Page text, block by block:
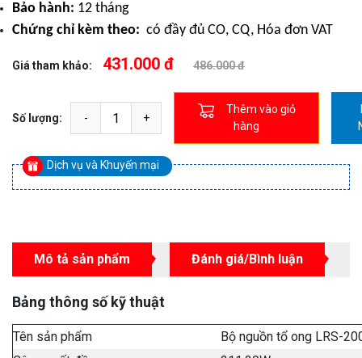
Bảo hành: 12 tháng
Chứng chỉ kèm theo: có đầy đủ CO, CQ, Hóa đơn VAT
Giá tham khảo: 431.000 đ 486.000 đ
Số lượng:
Thêm vào giỏ
hàng
Dịch vụ và Khuyến mại
Mô tả sản phẩm Đánh giá/Bình luận
Bảng thông số kỹ thuật
Tên sản phẩm
Bộ nguồn tổ ong LRS-